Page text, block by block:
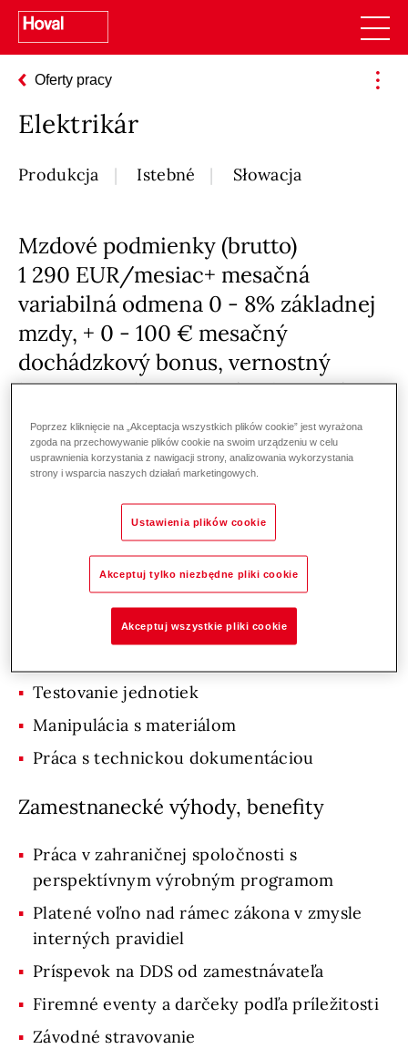
Oferty pracy
Elektrikár
Produkcja Istebné Słowacja
Mzdové podmienky (brutto)
1 290 EUR/mesiac+ mesačná
variabilná odmena 0 - 8% základnej
mzdy, + 0 - 100 € mesačný
dochádzkový bonus, vernostný
bonus za odpracované roky, +iné
príplatky nad rámec ZP dohodnuté v
kolektívnej zmluve
Informácie o pracovnom mieste
Náplň práce, právomoci a
zodpovednosti
Montáž a zapojenie rozvádzača
Testovanie jednotiek
Manipulácia s materiálom
Práca s technickou dokumentáciou
Zamestnanecké výhody, benefity
Práca v zahraničnej spoločnosti s
perspektívnym výrobným programom
Platené voľno nad rámec zákona v zmysle
interných pravidiel
Príspevok na DDS od zamestnávateľa
Firemné eventy a darčeky podľa príležitosti
Závodné stravovanie
Poprzez kliknięcie na „Akceptacja wszystkich plików cookie” jest wyrażona
zgoda na przechowywanie plików cookie na swoim urządzeniu w celu
usprawnienia korzystania z nawigacji strony, analizowania wykorzystania
strony i wsparcia naszych działań marketingowych.
Ustawienia plików cookie
Akceptuj tylko niezbędne pliki cookie
Akceptuj wszystkie pliki cookie